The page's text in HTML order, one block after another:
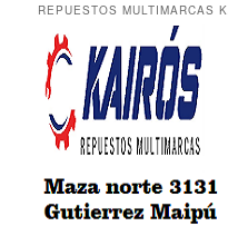
REPUESTOS MULTIMARCAS